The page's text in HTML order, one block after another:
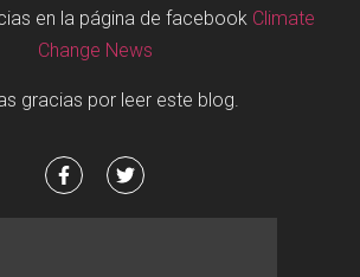
en la página de facebook Climate
Change News
gracias por leer este blog.